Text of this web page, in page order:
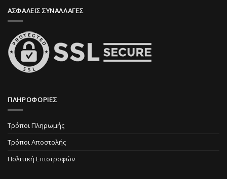
του
ΑΣΦΑΛΕΙΣ ΣΥΝΑΛΛΑΓΕΣ
ΠΛΗΡΟΦΟΡΙΕΣ
Τρόποι Πληρωμής
Τρόποι Αποστολής
Πολιτική Επιστροφών